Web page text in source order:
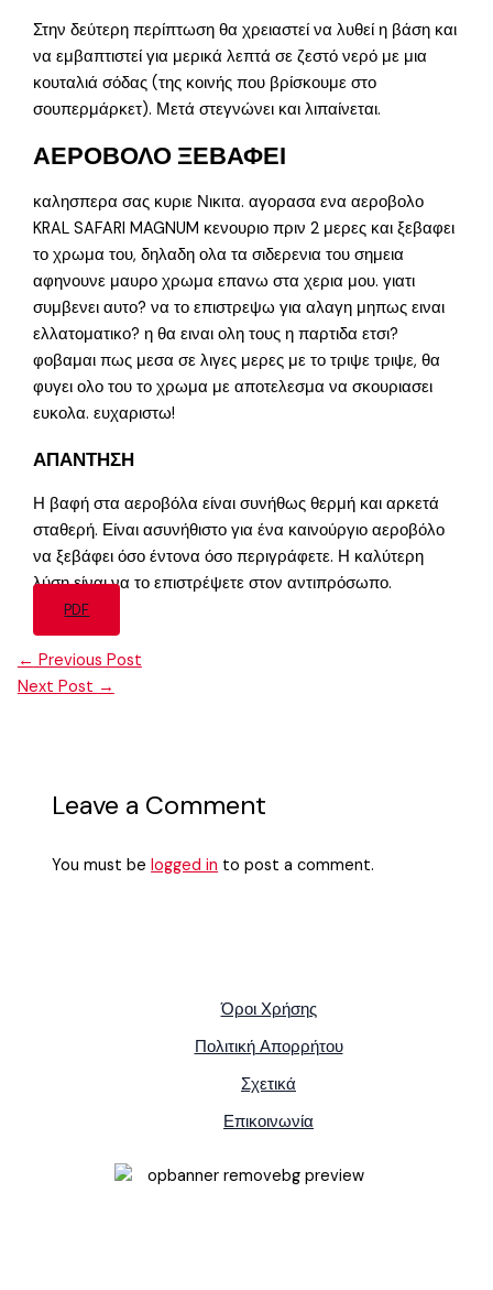
Στην δεύτερη περίπτωση θα χρειαστεί να λυθεί η βάση και
να εμβαπτιστεί για μερικά λεπτά σε ζεστό νερό με μια
κουταλιά σόδας (της κοινής που βρίσκουμε στο
σουπερμάρκετ). Μετά στεγνώνει και λιπαίνεται.
ΑΕΡΟΒΟΛΟ ΞΕΒΑΦΕΙ
καλησπερα σας κυριε Νικιτα. αγορασα ενα αεροβολο
KRAL SAFARI MAGNUM κενουριο πριν 2 μερες και ξεβαφει
το χρωμα του, δηλαδη ολα τα σιδερενια του σημεια
αφηνουνε μαυρο χρωμα επανω στα χερια μου. γιατι
συμβενει αυτο? να το επιστρεψω για αλαγη μηπως ειναι
ελλατοματικο? η θα ειναι ολη τους η παρτιδα ετσι?
φοβαμαι πως μεσα σε λιγες μερες με το τριψε τριψε, θα
φυγει ολο του το χρωμα με αποτελεσμα να σκουριασει
ευκολα. ευχαριστω!
ΑΠΑΝΤΗΣΗ
Η βαφή στα αεροβόλα είναι συνήθως θερμή και αρκετά
σταθερή. Είναι ασυνήθιστο για ένα καινούργιο αεροβόλο
να ξεβάφει όσο έντονα όσο περιγράφετε. Η καλύτερη
λύση είναι να το επιστρέψετε στον αντιπρόσωπο.
PDF
← Previous Post
Next Post →
Leave a Comment
You must belogged in to post a comment.
Όροι Χρήσης
Πολιτική Απορρήτου
Σχετικά
Επικοινωνία